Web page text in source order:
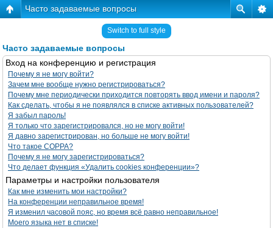
Часто задаваемые вопросы
Switch to full style
Часто задаваемые вопросы
Вход на конференцию и регистрация
Почему я не могу войти?
Зачем мне вообще нужно регистрироваться?
Почему мне периодически приходится повторять ввод имени и пароля?
Как сделать, чтобы я не появлялся в списке активных пользователей?
Я забыл пароль!
Я только что зарегистрировался, но не могу войти!
Я давно зарегистрирован, но больше не могу войти!
Что такое COPPA?
Почему я не могу зарегистрироваться?
Что делает функция «Удалить cookies конференции»?
Параметры и настройки пользователя
Как мне изменить мои настройки?
На конференции неправильное время!
Я изменил часовой пояс, но время всё равно неправильное!
Моего языка нет в списке!